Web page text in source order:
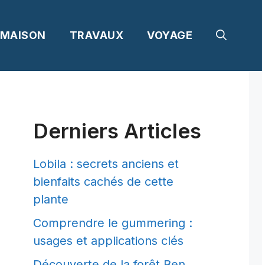
MAISON TRAVAUX VOYAGE
Derniers Articles
Lobila : secrets anciens et
bienfaits cachés de cette
plante
Comprendre le gummering :
usages et applications clés